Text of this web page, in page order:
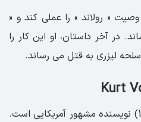
« رولاند » را عملی کند و «
در آخر داستان، او این کار را
لیزری به قتل می رساند.
« کرت وانه گت » (2007 – 1922) نویسنده مشهور آمریکایی است.